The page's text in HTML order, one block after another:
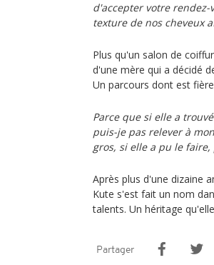
d'accepter votre
texture de nos cheveux
Plus qu'un salon de
d'une mère qui a décidé
Un parcours dont est
Parce que si elle a
puis-je pas relever à
gros, si elle a pu le
Après plus d'une dizaine
Kute s'est fait un nom
talents. Un héritage
Partager